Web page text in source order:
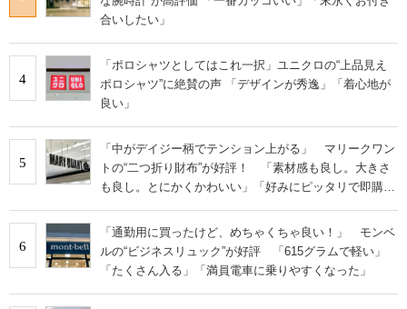
合いしたい」
4
「ポロシャツとしてはこれ一択」ユニクロの“上品見え
ポロシャツ”に絶賛の声 「デザインが秀逸」「着心地が
良い」
5
「中がデイジー柄でテンション上がる」 マリークワン
トの“二つ折り財布”が好評！ 「素材感も良し。大きさ
も良し。とにかくかわいい」「好みにピッタリで即購
6
「通勤用に買ったけど、めちゃくちゃ良い！」 モンベ
ルの“ビジネスリュック”が好評 「615グラムで軽い」
「たくさん入る」「満員電車に乗りやすくなった」